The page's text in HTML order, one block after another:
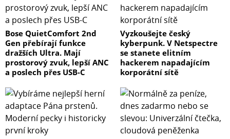
Bose QuietComfort 2nd
Gen přebírají funkce
dražších Ultra. Mají
prostorový zvuk, lepší ANC
a poslech přes USB-C
Vyzkoušejte český
kyberpunk. V Netspectre
se stanete elitním
hackerem napadajícím
korporátní sítě